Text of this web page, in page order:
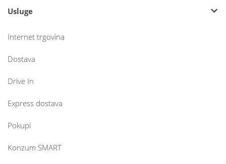
Usluge
Internet trgovina
Dostava
Drive In
Express dostava
Pokupi
Konzum SMART